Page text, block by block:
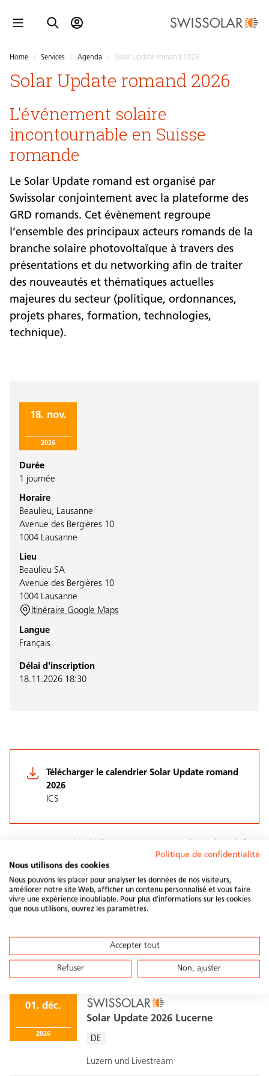
Home / Services / Agenda / Solar Update romand 2026
Solar Update romand 2026
L'événement solaire
incontournable en Suisse
romande
Le Solar Update romand est organisé par
Swissolar conjointement avec la plateforme des
GRD romands. Cet évènement regroupe
l’ensemble des principaux acteurs romands de la
branche solaire photovoltaïque à travers des
présentations et du networking afin de traiter
des nouveautés et thématiques actuelles
majeures du secteur (politique, ordonnances,
projets phares, formation, technologies,
technique).
18. nov.
2026
Durée
1 journée
Horaire
Beaulieu, Lausanne
Avenue des Bergières 10
1004 Lausanne
Lieu
Beaulieu SA
Avenue des Bergières 10
1004 Lausanne
Itinéraire Google Maps
Langue
Français
Délai d'inscription
18.11.2026 18:30
Télécharger le calendrier Solar Update romand
2026
ICS
Partager cet article
Événements similaires
01. déc.
2026
Solar Update 2026 Lucerne
DE
Luzern und Livestream
Politique de confidentialité
Nous utilisons des cookies
Nous pouvons les placer pour analyser les données de nos visiteurs,
améliorer notre site Web, afficher un contenu personnalisé et vous faire
vivre une expérience inoubliable. Pour plus d'informations sur les cookies
que nous utilisons, ouvrez les paramètres.
Accepter tout
Refuser Non, ajuster